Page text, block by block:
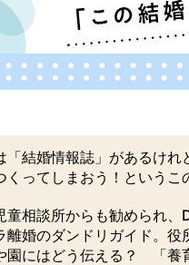
「結婚情報誌」があるけ
くってしまおう！というこ
童相談所からも勧められ、
離婚のダンドリガイド。
園にはどう伝える？ 「養